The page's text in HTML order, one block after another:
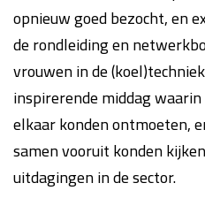
opnieuw goed bezocht, en
de rondleiding en
vrouwen in de
inspirerende middag
elkaar konden ontmoeten,
samen vooruit konden
uitdagingen in de sector.